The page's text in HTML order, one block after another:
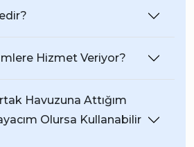
Hizmet Veriyor?
Havuzuna Attığım
Olursa Kullanabilir